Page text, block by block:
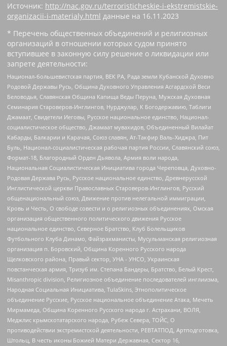
Источник: http://nac.gov.ru/terroristicheskie-i-ekstremistskie-
organizacii-i-materialy.html данные на 16.11.2023
* Перечень общественных объединений и религиозных
организаций в отношении которых судом принято
вступившее в законную силу решение о ликвидации или
запрете деятельности:
Национал-большевистская партия, ВЕК РА, Рада земли Кубанской Духовно
Родовой Державы Русь, Община Духовного Управления Асгардской Веси
Беловодья, Славянская Община Капища Веды Перуна, Мужская Духовная
Семинария Староверов-Инглингов, Нурджулар, К Богодержавию, Таблиги
Джамаат, Свидетели Иеговы, Русское национальное единство, Национал-
социалистическое общество, Джамаат мувахидов, Объединенный Вилайат
Кабарды, Балкарии и Карачая, Союз славян, Ат-Такфир Валь-Хиджра, Пит
Буль, Национал-социалистическая рабочая партия России, Славянский союз,
Формат-18, Благородный Орден Дьявола, Армия воли народа,
Национальная Социалистическая Инициатива города Череповца, Духовно-
Родовая Держава Русь, Русское национальное единство, Древнерусской
Инглистической церкви Православных Староверов-Инглингов, Русский
общенациональный союз, Движение против нелегальной иммиграции,
Кровь и Честь, О свободе совести и о религиозных объединениях, Омская
организация общественного политического движения Русское
национальное единство, Северное Братство, Клуб Болельщиков
Футбольного Клуба Динамо, Файзрахманисты, Мусульманская религиозная
организация п. Боровский, Община Коренного Русского народа
Щелковского района, Правый сектор, УНА - УНСО, Украинская
повстанческая армия, Тризуб им. Степана Бандеры, Братство, Белый Крест,
Misanthropic division, Религиозное объединение последователей инглиизма,
Народная Социальная Инициатива, TulaSkins, Этнополитическое
объединение Русские, Русское национальное объединение Атака, Мечеть
Мирмамеда, Община Коренного Русского народа г. Астрахани, ВОЛЯ,
Меджлис крымскотатарского народа, Рубеж Севера, ТОЙС, О
противодействии экстремистской деятельности, РЕВТАТПОД, Артподготовка,
Штольц, В честь иконы Божией Матери Державная, Сектор 16,